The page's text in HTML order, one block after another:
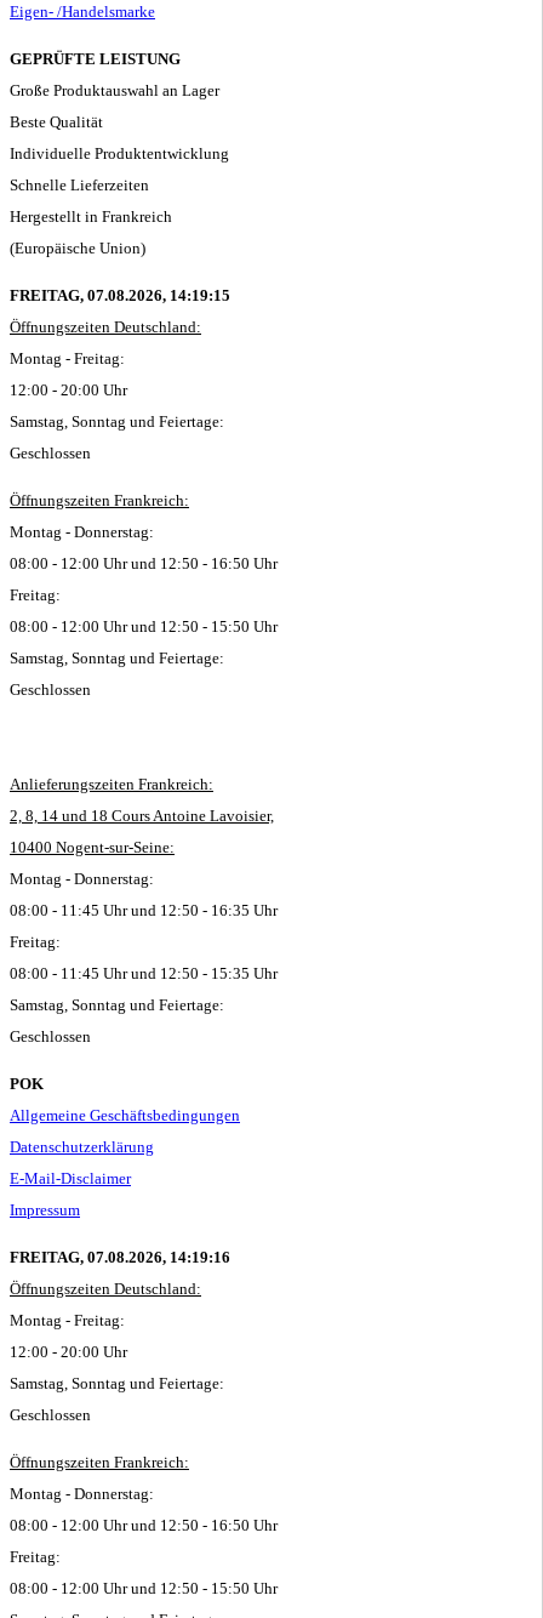
Eigen- /Handelsmarke
GEPRÜFTE LEISTUNG
Große Produktauswahl an Lager
Beste Qualität
Individuelle Produktentwicklung
Schnelle Lieferzeiten
Hergestellt in Frankreich
(Europäische Union)
FREITAG, 07.08.2026, 14:19:16
Öffnungszeiten Deutschland:
Montag - Freitag:
12:00 - 20:00 Uhr
Samstag, Sonntag und Feiertage:
Geschlossen
Öffnungszeiten Frankreich:
Montag - Donnerstag:
08:00 - 12:00 Uhr und 12:50 - 16:50 Uhr
Freitag:
08:00 - 12:00 Uhr und 12:50 - 15:50 Uhr
Samstag, Sonntag und Feiertage:
Geschlossen
Anlieferungszeiten Frankreich:
2, 8, 14 und 18 Cours Antoine Lavoisier,
10400 Nogent-sur-Seine:
Montag - Donnerstag:
08:00 - 11:45 Uhr und 12:50 - 16:35 Uhr
Freitag:
08:00 - 11:45 Uhr und 12:50 - 15:35 Uhr
Samstag, Sonntag und Feiertage:
Geschlossen
POK
Allgemeine Geschäftsbedingungen
Datenschutzerklärung
E-Mail-Disclaimer
Impressum
FREITAG, 07.08.2026, 14:19:17
Öffnungszeiten Deutschland:
Montag - Freitag:
12:00 - 20:00 Uhr
Samstag, Sonntag und Feiertage:
Geschlossen
Öffnungszeiten Frankreich:
Montag - Donnerstag:
08:00 - 12:00 Uhr und 12:50 - 16:50 Uhr
Freitag:
08:00 - 12:00 Uhr und 12:50 - 15:50 Uhr